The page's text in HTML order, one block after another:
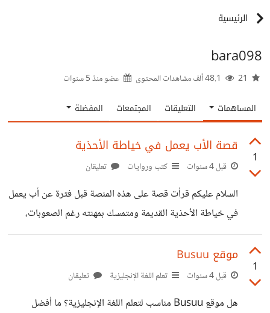
الرئيسية
bara098
عضو منذ5 سنوات
المساهمات التعليقات المجتمعات المفضلة
1
قصة الأب يعمل في خياطة الأحذية
قبل 4 سنوات كتب وروايات تعليقان
السلام عليكم قرأت قصة على هذه المنصة قبل فترة عن أب يعمل
في خياطة الأحذية القديمة ومتمسك بمهنته رغم الصعوبات،
كانت قصة جميلة وعميقة أتمنى من يعرفها أن يزودني بها لأني
بحثت عنها كثيرا لم أجدها
1
موقع Busuu
قبل 4 سنوات تعلم اللغة الإنجليزية تعليقان
هل موقع Busuu مناسب لتعلم اللغة الإنجليزية؟ ما أفضل